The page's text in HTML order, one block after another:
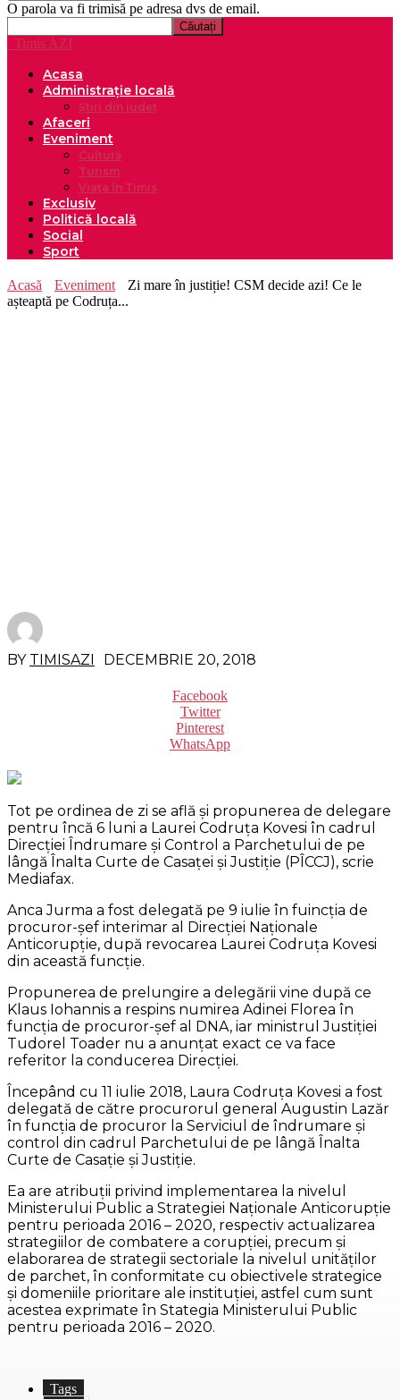
O parola va fi trimisă pe adresa dvs de email.
Timis AZI
Acasa
Administrație locală
Știri din județ
Afaceri
Eveniment
Cultură
Turism
Viața în Timis
Exclusiv
Politică locală
Social
Sport
Acasă Eveniment
Zi mare în justiție! CSM decide azi! Ce le
așteaptă pe Codruța...
BY TIMISAZI DECEMBRIE 20, 2018
Facebook
Twitter
Pinterest
WhatsApp
Tot pe ordinea de zi se află şi propunerea de delegare
pentru încă 6 luni a Laurei Codruţa Kovesi în cadrul
Direcţiei Îndrumare şi Control a Parchetului de pe
lângă Înalta Curte de Casaţei şi Justiţie (PÎCCJ), scrie
Mediafax.
Anca Jurma a fost delegată pe 9 iulie în fuincţia de
procuror-şef interimar al Direcţiei Naţionale
Anticorupţie, după revocarea Laurei Codruţa Kovesi
din această funcţie.
Propunerea de prelungire a delegării vine după ce
Klaus Iohannis a respins numirea Adinei Florea în
funcţia de procuror-şef al DNA, iar ministrul Justiţiei
Tudorel Toader nu a anunţat exact ce va face
referitor la conducerea Direcţiei.
Începând cu 11 iulie 2018, Laura Codruţa Kovesi a fost
delegată de către procurorul general Augustin Lazăr
în funcţia de procuror la Serviciul de îndrumare şi
control din cadrul Parchetului de pe lângă Înalta
Curte de Casaţie şi Justiţie.
Ea are atribuţii privind implementarea la nivelul
Ministerului Public a Strategiei Naţionale Anticorupţie
pentru perioada 2016 – 2020, respectiv actualizarea
strategiilor de combatere a corupţiei, precum şi
elaborarea de strategii sectoriale la nivelul unităţilor
de parchet, în conformitate cu obiectivele strategice
şi domeniile prioritare ale instituţiei, astfel cum sunt
acestea exprimate în Stategia Ministerului Public
pentru perioada 2016 – 2020.
Tags